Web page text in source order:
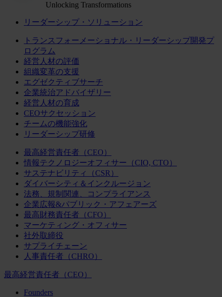
Unlocking Transformations
リーダーシップ・ソリューション
トランスフォーメーショナル・リーダーシップ開発プ
ログラム
経営人材の評価
組織変革の支援
エグゼクティブサーチ
企業統治アドバイザリー
経営人材の育成
CEOサクセッション
チームの機能強化
リーダーシップ研修
最高経営責任者（CEO）
情報テクノロジーオフィサー（CIO, CTO）
サステナビリティ（CSR）
ダイバーシティ＆インクルージョン
法務、規制関連、コンプライアンス
企業広報&パブリック・アフェアーズ
最高財務責任者（CFO）
マーケティング・オフィサー
社外取締役
サプライチェーン
人事責任者（CHRO）
最高経営責任者（CEO）
Founders